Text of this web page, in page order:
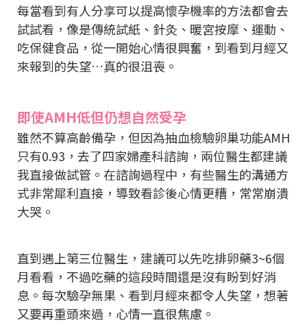
每當看到有人分享可以提高懷孕機率的方法都會去
試試看，像是傳統試紙、針灸、暖宮按摩、運動、
吃保健食品，從一開始心情很興奮，到看到月經又
來報到的失望…真的很沮喪。
即使AMH低但仍想自然受孕
雖然不算高齡備孕，但因為抽血檢驗卵巢功能AMH
只有0.93，去了四家婦產科諮詢，兩位醫生都建議
我直接做試管。在諮詢過程中，有些醫生的溝通方
式非常犀利直接，導致看診後心情更糟，常常崩潰
大哭。
直到遇上第三位醫生，建議可以先吃排卵藥3~6個
月看看，不過吃藥的這段時間還是沒有盼到好消
息。每次驗孕無果、看到月經來都令人失望，想著
又要再重頭來過，心情一直很焦慮。